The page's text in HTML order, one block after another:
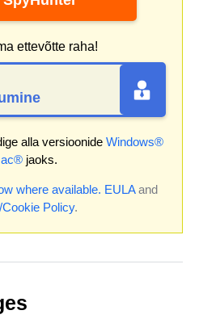
ettevõtte raha!
alla versioonide Windows®
jaoks.
where available. EULAand
Policy.